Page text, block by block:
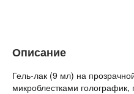
Описание
Гель-лак (9 мл) на
микроблестками